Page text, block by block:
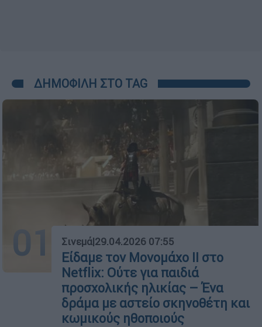
ΔΗΜΟΦΙΛΗ ΣΤΟ TAG
01 Σινεμά|29.04.2026 07:55
Είδαμε τον Μονομάχο ΙΙ στο
Netflix: Ούτε για παιδιά
προσχολικής ηλικίας – Ένα
δράμα με αστείο σκηνοθέτη και
κωμικούς ηθοποιούς